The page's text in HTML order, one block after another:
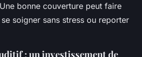
bonne couverture peut faire
soigner sans stress ou reporter
: un investissement de